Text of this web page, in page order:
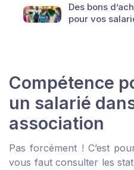
Des bons
pour vos
Compétence
un salarié
association
Pas forcément ! C’est
vous faut consulter les